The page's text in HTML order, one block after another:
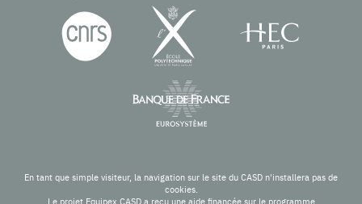
En tant que simple visiteur, la navigation sur le site du CASD n'installera pas de
cookies.
Le projet Equipex CASD a reçu une aide financée sur le programme